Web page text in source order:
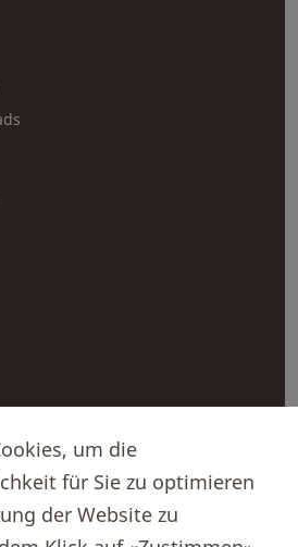
um die
für Sie zu optimieren
der Website zu